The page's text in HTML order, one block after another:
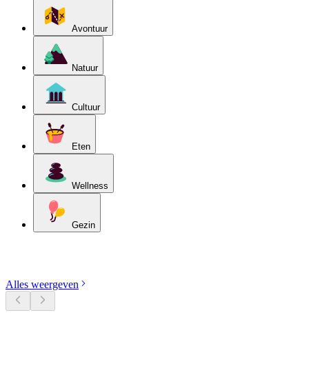
Avontuur
Natuur
Cultuur
Eten
Wellness
Gezin
Alles weergeven